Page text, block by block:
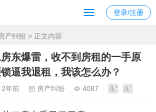
登录/注册
产纠纷 > 正文内容
东爆雷，收不到房租的一手原
逼我退租，我该怎么办？
2年前 房产纠纷 4087